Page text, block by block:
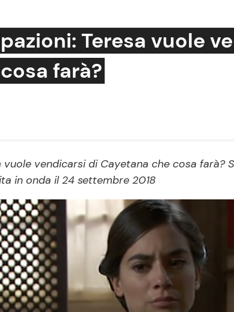
Benessere
Mondo Mamma
News benessere
Salute
Viaggi e Turismo
Festività
Le
Teresa vuole
farà?
vuole vendicarsi di Cayetana che cosa farà?
in onda il 24 settembre 2018